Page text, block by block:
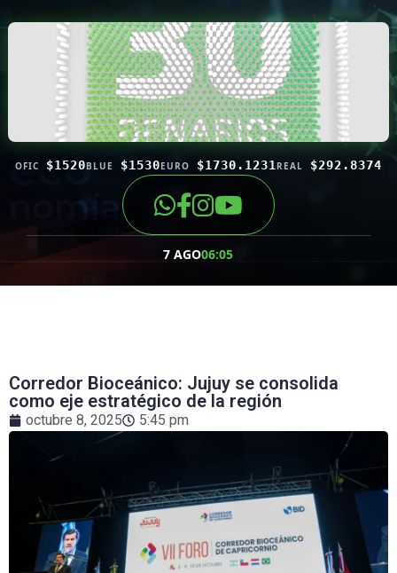
OFIC $1520BLUE $1530EURO $1730.1231 REAL $292.8374
7 AGO06:05
Corredor Bioceánico: Jujuy se consolida
como eje estratégico de la región
octubre 8, 2025 5:45 pm